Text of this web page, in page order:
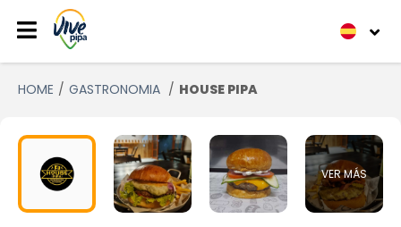
HOME GASTRONOMIA HOUSE PIPA
VER MÁS